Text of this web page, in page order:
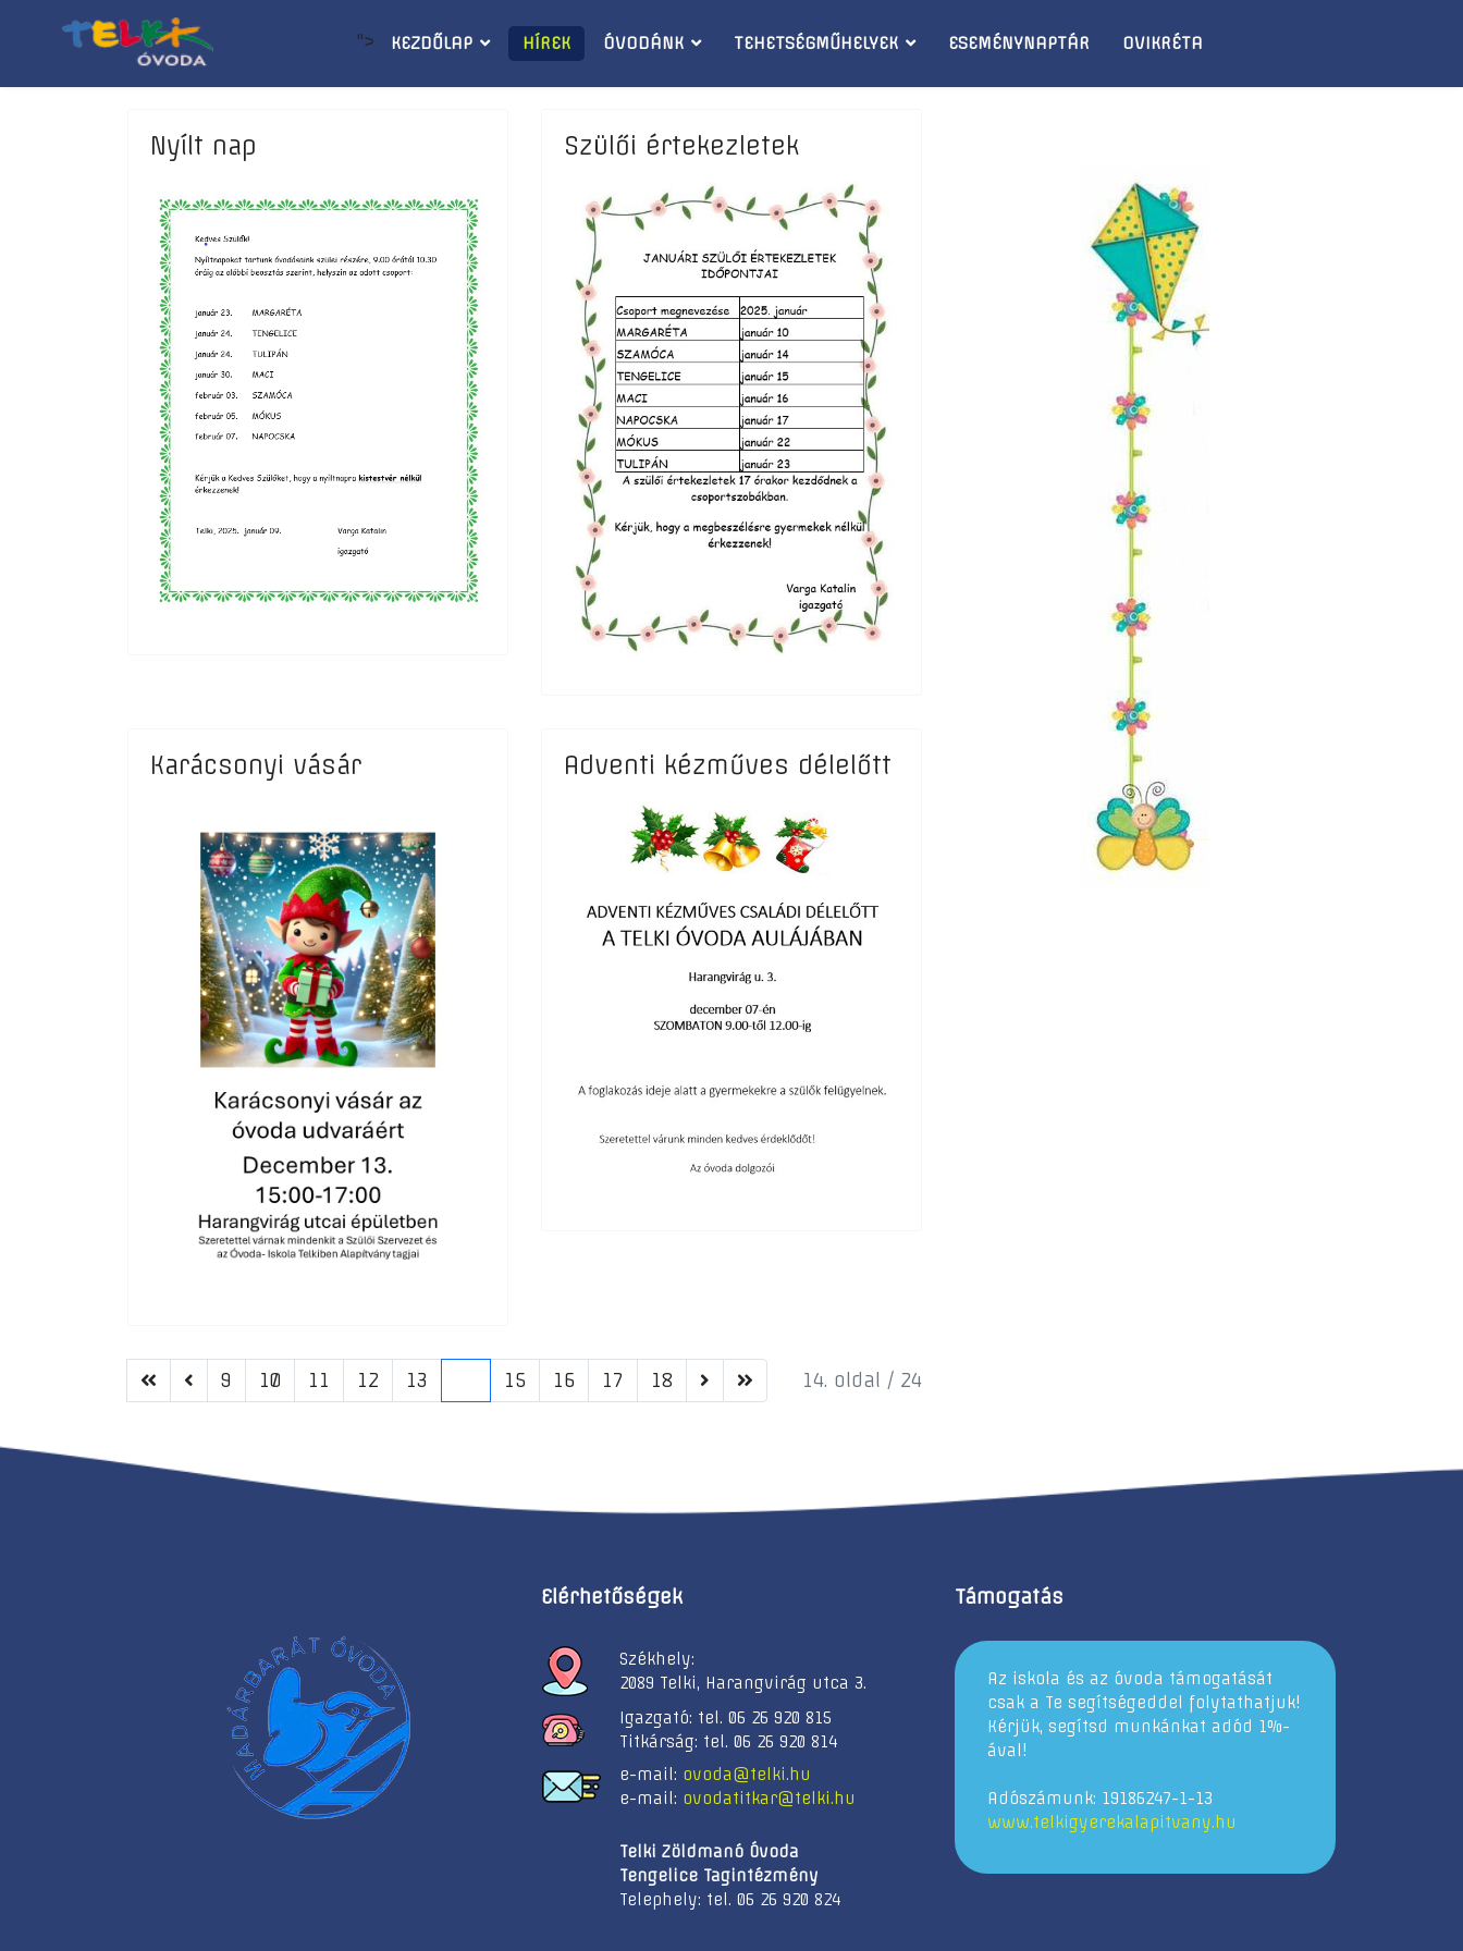
"> KEZDŐLAP HÍREK ÓVODÁNK TEHETSÉGMŰHELYEK ESEMÉNYNAPTÁR OVIKRÉTA
Nyílt nap Szülői értekezletek
Karácsonyi vásár Adventi kézműves délelőtt
9 10 11 12 13 15 16 17 18 14. oldal / 24
Elérhetőségek
Székhely:
2089 Telki, Harangvirág utca 3.
Igazgató: tel. 06 26 920 815
Titkárság: tel. 06 26 920 814
e-mail: ovoda@telki.hu
e-mail: ovodatitkar@telki.hu
Telki Zöldmanó Óvoda
Tengelice Tagintézmény
Telephely: tel. 06 26 920 824
Támogatás
Az iskola és az óvoda támogatását
csak a Te segítségeddel folytathatjuk!
Kérjük, segítsd munkánkat adód 1%-
ával!
Adószámunk: 19186247-1-13
www.telkigyerekalapitvany.hu